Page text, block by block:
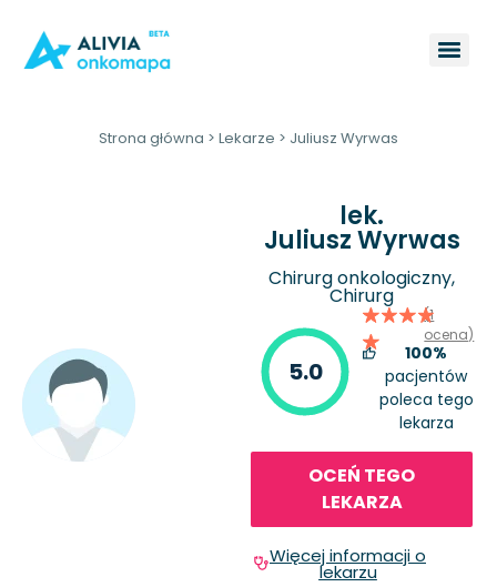
Strona główna > Lekarze > Juliusz Wyrwas
lek.
Juliusz Wyrwas
Chirurg onkologiczny,
Chirurg
5.0
(1
ocena)
100%
pacjentów
poleca tego
lekarza
OCEŃ TEGO
LEKARZA
Więcej informacji o
lekarzu